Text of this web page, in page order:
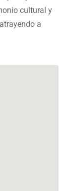
cultural y
a